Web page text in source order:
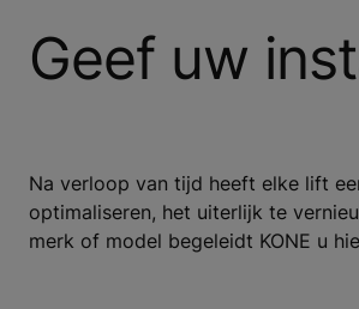
Geef uw
Na verloop van tijd heeft elke lift
optimaliseren, het uiterlijk te
merk of model begeleidt KONE u